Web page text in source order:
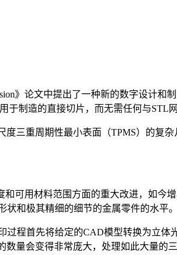
fusion》论文中提出了一种新的数字设
制造的直接切片，而无需任何与STL
三重周期性最小表面（TPMS）的复
可用材料范围方面的重大改进，如今
和极其精细的细节的金属零件的水平
程首先将给定的CAD模型转换为立
量会变得非常庞大，处理如此大量的